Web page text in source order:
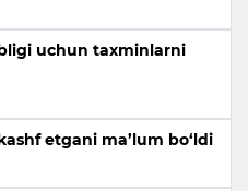
uchun taxminlarni
etgani ma’lum bo‘ldi